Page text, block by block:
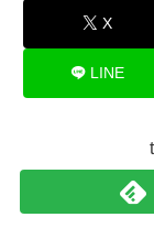
X
LINE